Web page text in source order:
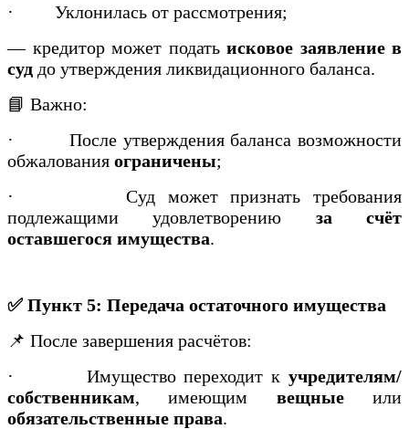
· Уклонилась от рассмотрения;
— кредитор может подать исковое заявление в
суд до утверждения ликвидационного баланса.
📘 Важно:
· После утверждения баланса возможности
обжалования ограничены;
· Суд может признать требования
подлежащими удовлетворению за счёт
оставшегося имущества.
✅ Пункт 5: Передача остаточного имущества
📌 После завершения расчётов:
· Имущество переходит к учредителям/
собственникам, имеющим вещныеили
обязательственные права.